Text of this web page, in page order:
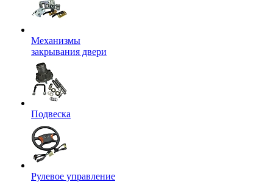
Механизмы
закрывания двери
Подвеска
Рулевое управление